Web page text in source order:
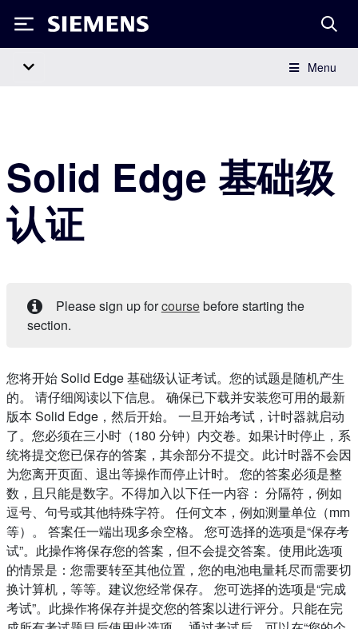
Siemens
Menu
Solid Edge 基础级
认证
Please sign up forcoursebefore starting the
section.
您将开始 Solid Edge 基础级认证考试。您的试题是随机产生
的。 请仔细阅读以下信息。 确保已下载并安装您可用的最新
版本 Solid Edge，然后开始。 一旦开始考试，计时器就启动
了。您必须在三小时（180 分钟）内交卷。如果计时停止，系
统将提交您已保存的答案，其余部分不提交。此计时器不会因
为您离开页面、退出等操作而停止计时。 您的答案必须是整
数，且只能是数字。不得加入以下任一内容： 分隔符，例如
逗号、句号或其他特殊字符。 任何文本，例如测量单位（mm
等）。 答案任一端出现多余空格。 您可选择的选项是“保存考
试”。此操作将保存您的答案，但不会提交答案。使用此选项
的情景是：您需要转至其他位置，您的电池电量耗尽而需要切
换计算机，等等。建议您经常保存。 您可选择的选项是“完成
考试”。此操作将保存并提交您的答案以进行评分。只能在完